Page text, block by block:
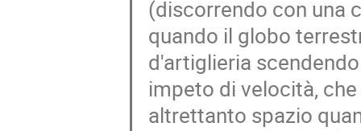
(discorrendo con una
quando il globo
d'artiglieria
impeto di velocità,
altrettanto spazio